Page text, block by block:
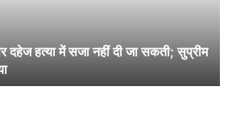
दहेज हत्या में सजा नहीं दी जा सकती; सुप्रीम
का